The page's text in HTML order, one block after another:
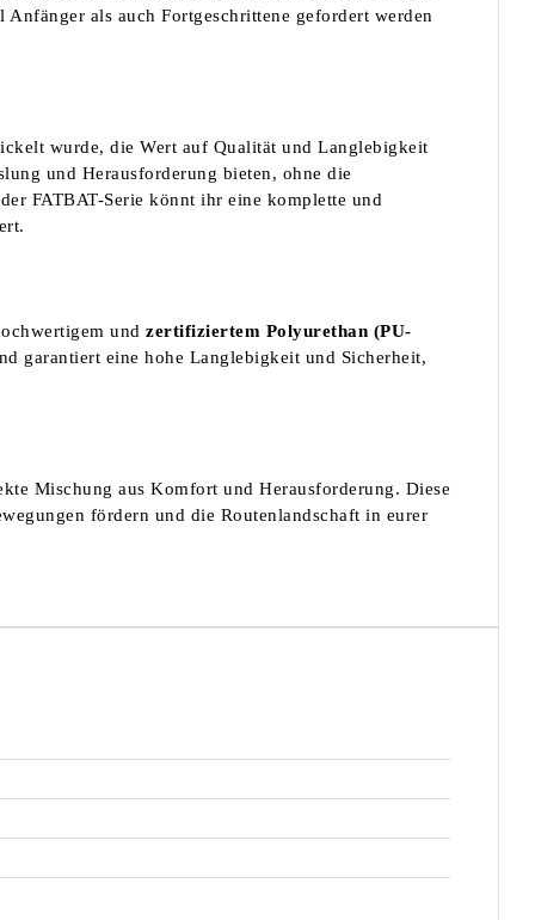
als auch Fortgeschrittene gefordert werden
wurde, die Wert auf Qualität und Langlebigkeit
und Herausforderung bieten, ohne die
FATBAT-Serie könnt ihr eine komplette und
und zertifiziertem Polyurethan (PU-
garantiert eine hohe Langlebigkeit und Sicherheit,
Mischung aus Komfort und Herausforderung. Diese
fördern und die Routenlandschaft in eurer